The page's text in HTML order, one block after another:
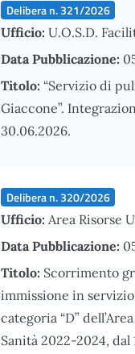
Delibera n. 321/2026
Ufficio: U.O.S.D.
Data Pubblicazione:
Titolo: “Servizio di
Giaccone”.
30.06.2026.
Delibera n. 320/2026
Ufficio: Area Risorse
Data Pubblicazione:
Titolo: Scorrimento
immissione in
categoria “D”
Sanità 2022-2024,